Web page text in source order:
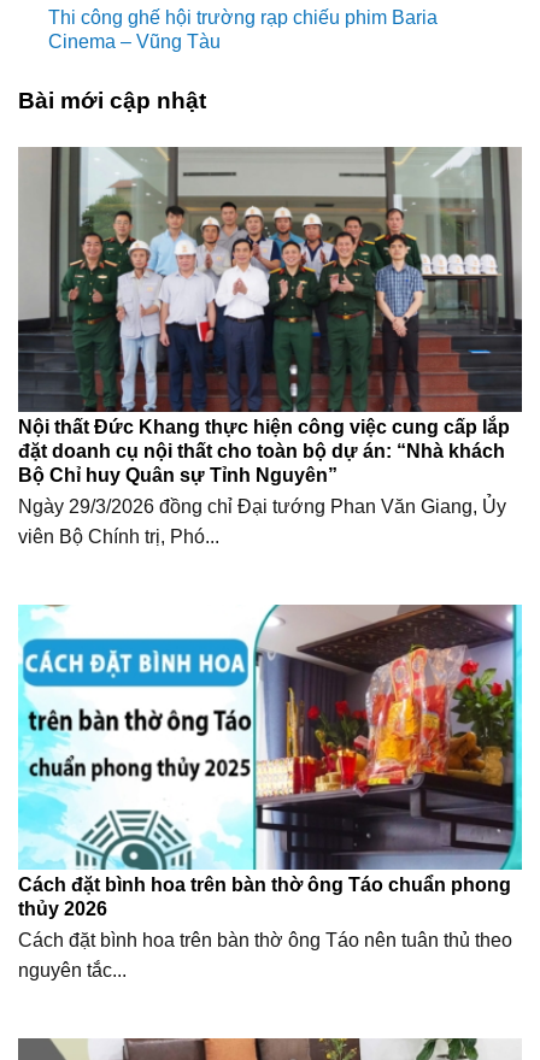
Thi công ghế hội trường rạp chiếu phim Baria
Cinema – Vũng Tàu
Bài mới cập nhật
Nội thất Đức Khang thực hiện công việc cung cấp lắp
đặt doanh cụ nội thất cho toàn bộ dự án: “Nhà khách
Bộ Chỉ huy Quân sự Tỉnh Nguyên”
Ngày 29/3/2026 đồng chỉ Đại tướng Phan Văn Giang, Ủy
viên Bộ Chính trị, Phó...
Cách đặt bình hoa trên bàn thờ ông Táo chuẩn phong
thủy 2026
Cách đặt bình hoa trên bàn thờ ông Táo nên tuân thủ theo
nguyên tắc...